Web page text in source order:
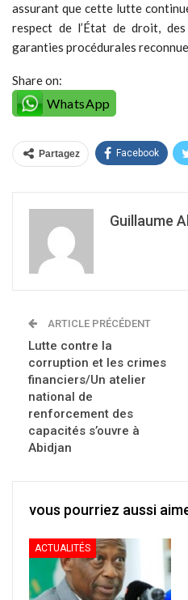
assurant que cette lutte
respect de l’État de droit,
garanties procédurales
Share on:
WhatsApp
Partagez Facebook
Guillaume
ARTICLE PRÉCÉDENT
Lutte contre la
corruption et les crimes
financiers/Un atelier
national de
renforcement des
capacités s’ouvre à
Abidjan
vous pourriez aussi
ACTUALITÉS